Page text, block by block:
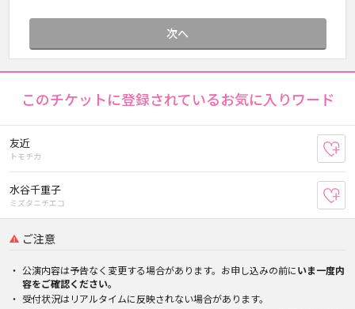
次へ
このチケットに登録されているお気に入りワード
友近
トモチカ
水谷千重子
ミズタニチエコ
ご注意
公演内容は予告なく変更する場合があります。お申し込みの前にいま一度内
容をご確認ください。
受付状況はリアルタイムに反映されない場合があります。